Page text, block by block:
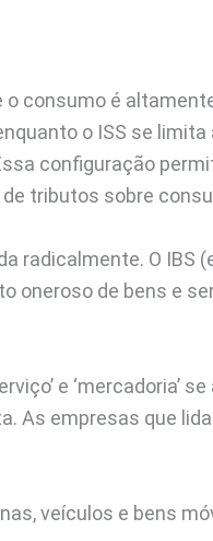
consumo é
o ISS se
configuração
tributos sobre
radicalmente. O IBS
oneroso de bens e
e ‘mercadoria’
As empresas que
veículos e bens